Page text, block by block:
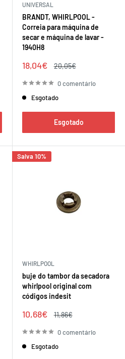
UNIVERSAL
BRANDT, WHIRLPOOL -
Correia para máquina de
secar e máquina de lavar -
1940H8
Preço
venda
18,04€
Preço
20,05€
0 comentário
Esgotado
Esgotado
Salva 10%
WHIRLPOOL
buje do tambor da secadora
whirlpool original com
códigos indesit
Preço
venda
10,68€
Preço
11,86€
0 comentário
Esgotado